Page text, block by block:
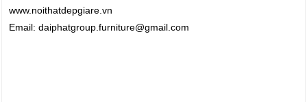
www.noithatdepgiare.vn
Email: daiphatgroup.furniture@gmail.com